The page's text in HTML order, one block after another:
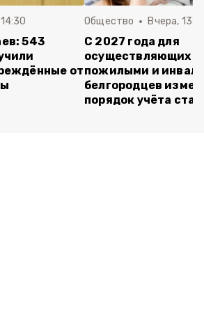
543
от
Общество Вчера,
С 2027 года для
осуществляющих
пожилыми и
белгородцев
порядок учёта ста